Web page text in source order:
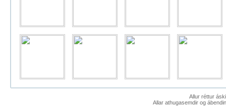
Allur réttur
Allar athugasemdir og